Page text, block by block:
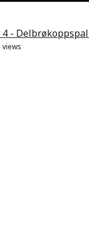
4 -
views